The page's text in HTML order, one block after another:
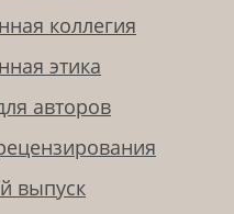
коллегия
этика
авторов
выпуск